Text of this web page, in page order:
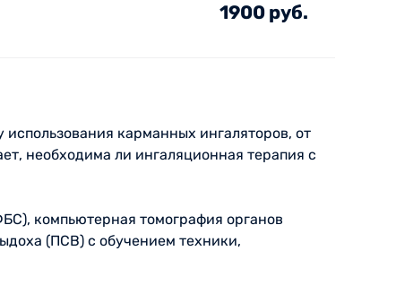
1900 руб.
карманных ингаляторов, от
необходима ли ингаляционная терапия с
компьютерная томография органов
(ПСВ) с обучением техники,